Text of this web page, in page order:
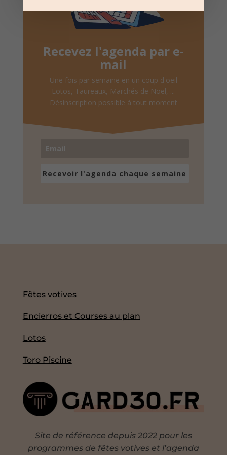
Recevez l'agenda par e-
mail
Une fois par semaine en un coup d'oeil
Lotos, Taureaux, Marchés de Noël, ...
Désinscription possible à tout moment
Recevoir l'agenda chaque semaine
Fêtes votives
Encierros et Courses au plan
Lotos
Toro Piscine
Site de référence depuis 2022 pour les
programmes de fêtes votives et l’agenda